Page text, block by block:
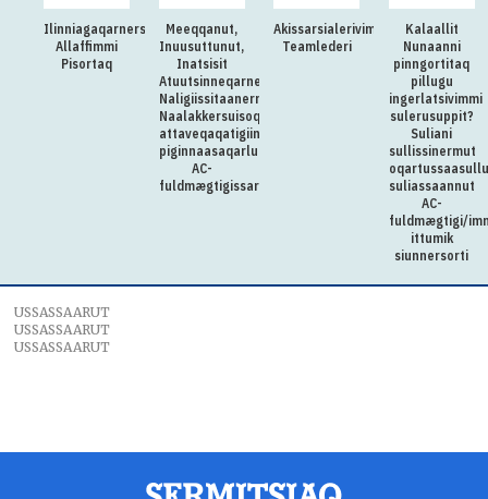
Ilinniagaqarnersiuteqartitsivimmi
Allaffimmi
Pisortaq
Meeqqanut,
Inuusuttunut,
Inatsisit
Atuutsinneqarnerannut
Naligiissitaanermullu
Naalakkersuisoqarfik
attaveqaqatigiinnermut
piginnaasaqarluartumik
AC-
fuldmægtigissarsiorpoq
Akissarsialerivimmi
Teamlederi
Kalaallit
Nunaanni
pinngortitaq
pillugu
ingerlatsivimmi
sulerusuppit?
Suliani
sullissinermut
oqartussaasullu
suliassaannut
AC-
fuldmægtigi/
ittumik
siunnersorti
USSASSAARUT
USSASSAARUT
USSASSAARUT